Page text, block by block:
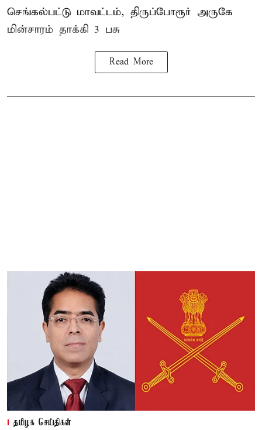
செங்கல்பட்டு மாவட்டம், திருப்போரூர் அருகே
மின்சாரம் தாக்கி 3 பசு
Read More
தமிழக செய்திகள்